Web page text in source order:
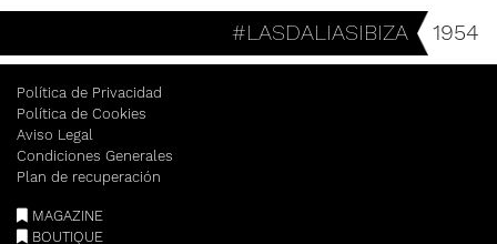
#LASDALIASIBIZA 1954
Política de Privacidad
Política de Cookies
Aviso Legal
Condiciones Generales
Plan de recuperación
MAGAZINE
BOUTIQUE